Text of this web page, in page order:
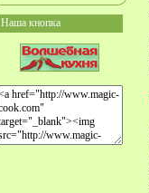
Наша кнопка